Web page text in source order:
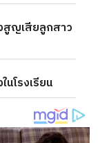
สูญเสียลูกสาว
โรงเรียน